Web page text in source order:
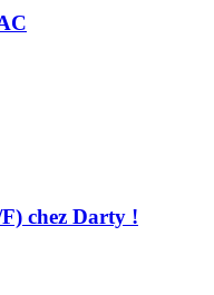
chez Darty !